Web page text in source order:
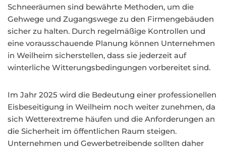
Schneeräumen sind bewährte Methoden, um die
Gehwege und Zugangswege zu den Firmengebäuden
sicher zu halten. Durch regelmäßige Kontrollen und
eine vorausschauende Planung können Unternehmen
in Weilheim sicherstellen, dass sie jederzeit auf
winterliche Witterungsbedingungen vorbereitet sind.
Im Jahr 2025 wird die Bedeutung einer professionellen
Eisbeseitigung in Weilheim noch weiter zunehmen, da
sich Wetterextreme häufen und die Anforderungen an
die Sicherheit im öffentlichen Raum steigen.
Unternehmen und Gewerbetreibende sollten daher